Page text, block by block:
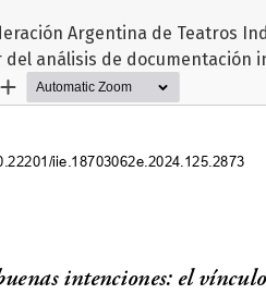
Argentina de Teatros
análisis de documentación